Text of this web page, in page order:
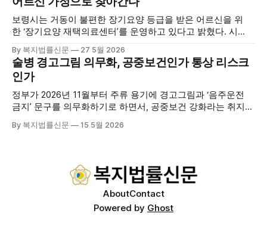
산시노인복지시설협회, 서산시재가복지협회, 서산시사회복지
사협회 등 지역 노인복지 관련 기관 관계자들이 함께해 협회
출범을 축하했다. 서산시노인주야간보호협회는 서산시 소재
보령시는 거동이 불편한 장기요양 등급을 받은 어르신을 위
한 ‘장기요양 재택의료센터’를 운영하고 있다고 밝혔다. 시
고 본격적인 서비스 제공에 나서고 있다. 재택의료센터
는 (한)의사가 거동 불편으로 의료기관 이용이 어렵다고 판단
한 장기요양 등급자를 대상으로, (한)의사·간호사·사회복지사
로 구성된 다학제 팀이 직접 가정을 방문해 건강관리서비스
를 제공하는
By 복지법률신문 27 5월 2026
술병 경고그림 의무화, 공중보건인가 통상 리스크
인가
정부가 2026년 11월부터 주류 용기에 경고그림과 ‘음주운전
금지’ 문구를 의무화하기로 하면서, 공중보건 강화라는 취지와
도는 국제 통상 규범, 영세업체 부담, 소비자 선택권 등 다양한
By 복지법률신문 15 5월 2026
AboutContact
Powered by Ghost